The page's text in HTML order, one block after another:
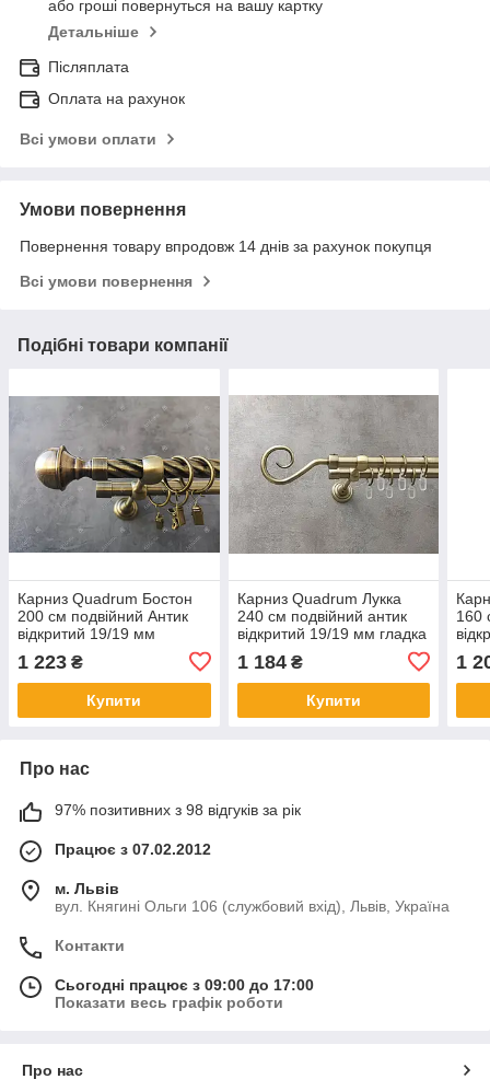
або гроші повернуться на вашу картку
Детальніше
Післяплата
Оплата на рахунок
Всі умови оплати
Умови повернення
Повернення товару впродовж 14 днів за рахунок покупця
Всі умови повернення
Подібні товари компанії
Карниз Quadrum Бостон
200 см подвійний Антик
відкритий 19/19 мм
прищіпками)
1 223 ₴
Купити
Карниз Quadrum Лукка
240 см подвійний антик
відкритий 19/19 мм гладка
1 184₴
Купити
160
1
Про нас
97% позитивних з 98 відгуків за рік
Працює з 07.02.2012
м. Львів
вул. Княгині Ольги 106 (службовий вхід), Львів, Україна
Контакти
Сьогодні працює з 09:00 до 17:00
Показати весь графік роботи
Про нас